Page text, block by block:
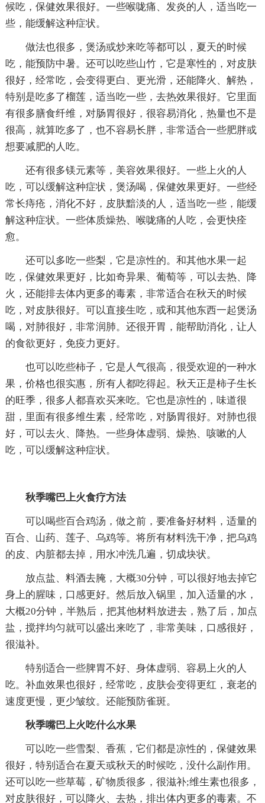
候吃，保健效果很好。一些喉咙痛、发炎的人，适当吃一
些，能缓解这种症状。
做法也很多，煲汤或炒来吃等都可以，夏天的时候
吃，能预防中暑。还可以吃些山竹，它是寒性的，对皮肤
很好，经常吃，会变得更白、更光滑，还能降火、解热，
特别是吃多了榴莲，适当吃一些，去热效果很好。它里面
有很多膳食纤维，对肠胃很好，很容易消化，热量也不是
很高，就算吃多了，也不容易长胖，非常适合一些肥胖或
想要减肥的人吃。
还有很多镁元素等，美容效果很好。一些上火的人
吃，可以缓解这种症状，煲汤喝，保健效果更好。一些经
常长痔疮，消化不好，皮肤黯淡的人，适当吃一些，能缓
解这种症状。一些体质燥热、喉咙痛的人吃，会更快痊
愈。
还可以多吃一些梨，它是凉性的。和其他水果一起
吃，保健效果更好，比如奇异果、葡萄等，可以去热、降
火，还能排去体内更多的毒素，非常适合在秋天的时候
吃，对皮肤很好。可以直接生吃，或和其他东西一起煲汤
喝，对肺很好，非常润肺。还很开胃，能帮助消化，让人
的食欲更好，免疫力更好。
也可以吃些柿子，它是人气很高，很受欢迎的一种水
果，价格也很实惠，所有人都吃得起。秋天正是柿子生长
的旺季，很多人都喜欢买来吃。它也是凉性的，味道很
甜，里面有很多维生素，经常吃，对肠胃很好。对肺也很
好，可以去火、降热。一些身体虚弱、燥热、咳嗽的人
吃，可以缓解这种症状。
秋季嘴巴上火食疗方法
可以喝些百合鸡汤，做之前，要准备好材料，适量的
百合、山药、莲子、乌鸡等。将所有材料洗干净，把乌鸡
的皮、内脏都去掉，用水冲洗几遍，切成块状。
放点盐、料酒去腌，大概30分钟，可以很好地去掉它
身上的腥味，口感更好。然后放入锅里，加入适量的水，
大概20分钟，半熟后，把其他材料放进去，熟了后，加点
盐，搅拌均匀就可以盛出来吃了，非常美味，口感很好，
很滋补。
特别适合一些脾胃不好、身体虚弱、容易上火的人
吃。补血效果也很好，经常吃，皮肤会变得更红，衰老的
速度更慢，更少皱纹。还能预防雀斑。
秋季嘴巴上火吃什么水果
可以吃一些雪梨、香蕉，它们都是凉性的，保健效果
很好，特别适合在夏天或秋天的时候吃，没什么副作用。
还可以吃一些草莓，矿物质很多，很滋补;维生素也很多，
对皮肤很好，可以降火、去热，排出体内更多的毒素。不